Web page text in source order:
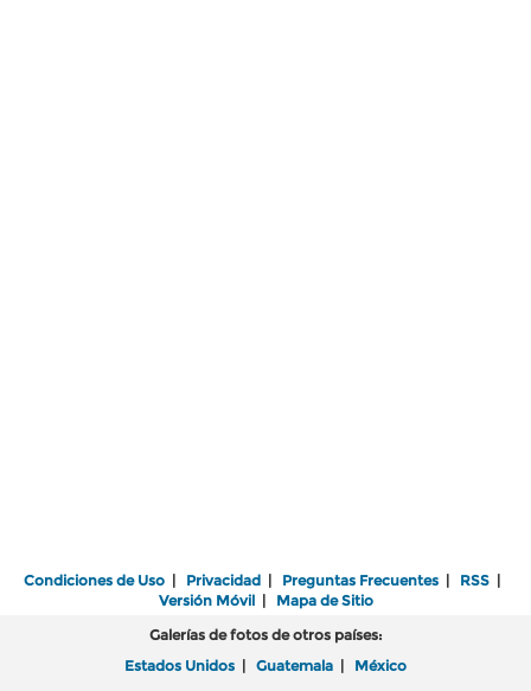
Condiciones de Uso | Privacidad | Preguntas Frecuentes | RSS |
Versión Móvil| Mapa de Sitio
Galerías de fotos de otros países:
Estados Unidos | Guatemala | México